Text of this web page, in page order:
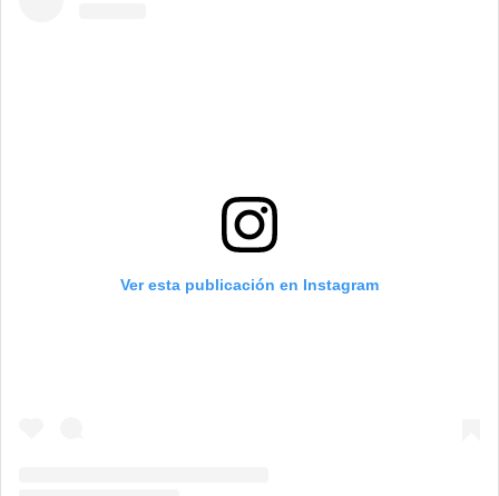
Ver esta publicación en Instagram